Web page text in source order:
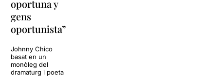
oportuna y
gens
oportunista”
Johnny Chico
basat en un
monòleg del
dramaturg i poeta